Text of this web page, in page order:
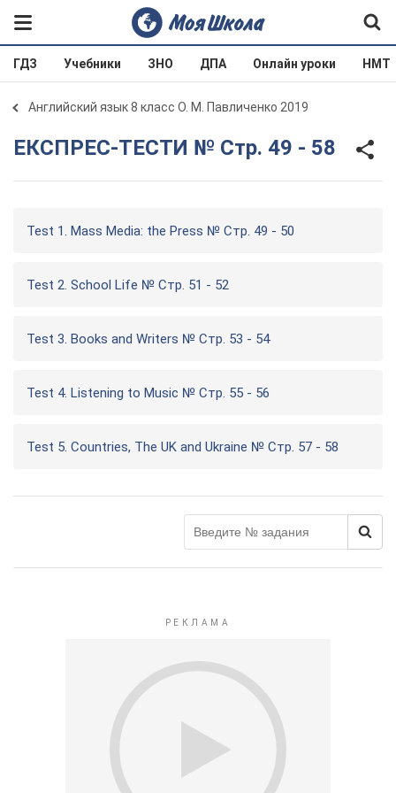
ГДЗ Учебники ЗНО ДПА Онлайн уроки НМТ
Английский язык 8 класс О. М. Павличенко 2019
ЕКСПРЕС-ТЕСТИ № Стр. 49 - 58
Test 1. Mass Media: the Press № Стр. 49 - 50
Test 2. School Life № Стр. 51 - 52
Test 3. Books and Writers № Стр. 53 - 54
Test 4. Listening to Music № Стр. 55 - 56
Test 5. Countries, The UK and Ukraine № Стр. 57 - 58